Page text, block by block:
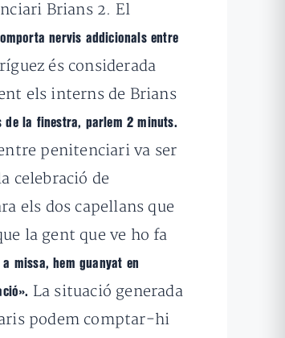
Brians 2. El
nervis addicionals entre
és considerada
els interns de Brians
de la finestra, parlem 2 minuts.
penitenciari va ser
celebració de
els dos capellans que
la gent que ve ho fa
missa, hem guanyat en
La situació generada
podem comptar-hi